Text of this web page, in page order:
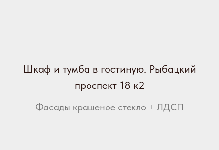
Шкаф и тумба в гостиную. Рыбацкий
проспект 18 к2
Фасады крашеное стекло + ЛДСП